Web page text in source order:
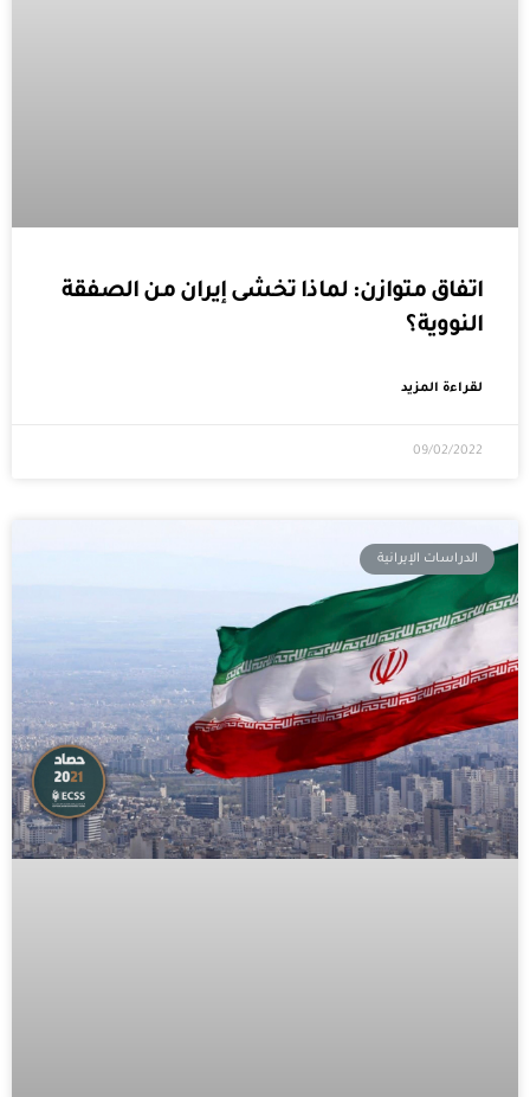
اتفاق متوازن: لماذا تخشى إيران من الصفقة
النووية؟
لقراءة المزيد
09/02/2022
الدراسات الإيرانية